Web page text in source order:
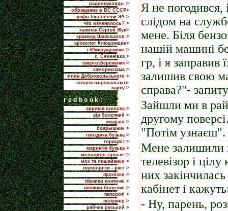
радионуклиды >
обращение в ВС СССР>
инфо-бюллетени ЭА >
что изменилось? >
капитан Сергей Жук>
краевед Шаповалов >
археолог Клюшинцев>
г.Южноукраинск >
с. Семенівка >
енергозбереження >
самореклама >
млин Добровольського >
історія національного
парку >
redbook:
авринія скельна >
аїр болотний >
амарант >
боярышник >
гвоздика бузька >
горицвіт >
мерингія бузька >
молодило гірське >
мох та лишайники >
первоцвіти - ряст >
проліски >
півники понтичні >
півники болотяні >
папороті >
полуниці >
рябчик руський >
Я не погодився,
слідом на
мене. Біля
нашій машині
гр, і я
залишив свою
справа?"-
Зайшли ми в
другому
"Потім узнаєш".
Мене залишили
телевізор і
них
кабінет і
- Ну, парень,